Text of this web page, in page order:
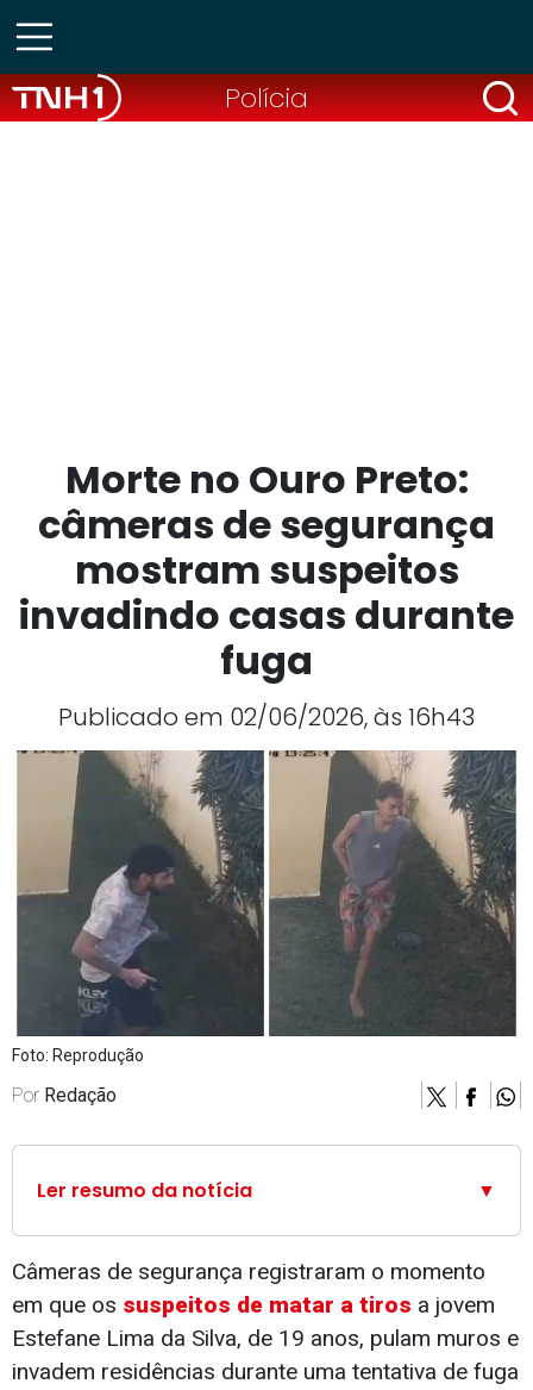
Polícia
Morte no Ouro Preto:
câmeras de segurança
mostram suspeitos
invadindo casas durante
fuga
Publicado em 02/06/2026, às 16h43
Foto: Reprodução
Por Redação
Ler resumo da notícia ▼
Câmeras de segurança registraram o momento
em que os suspeitos de matar a tiros a jovem
Estefane Lima da Silva, de 19 anos, pulam muros e
invadem residências durante uma tentativa de fuga